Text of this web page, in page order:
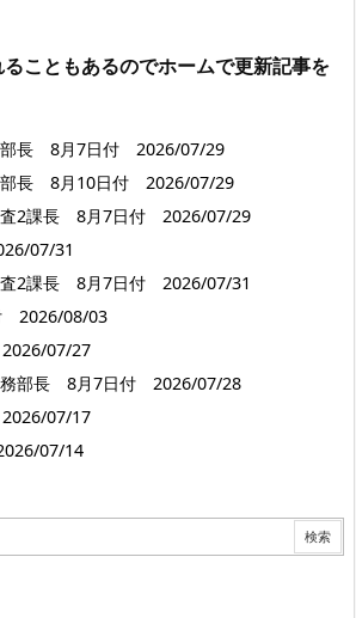
こともあるのでホームで更新記事を
部長 8月7日付 2026/07/29
部長 8月10日付 2026/07/29
査2課長 8月7日付 2026/07/29
07/31
査2課長 8月7日付 2026/07/31
2026/08/03
07/27
務部長 8月7日付 2026/07/28
07/17
07/14